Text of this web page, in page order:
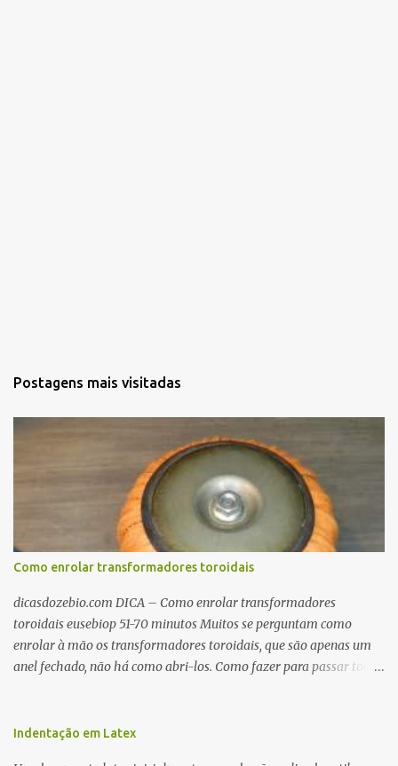
Postagens mais visitadas
Como enrolar transformadores toroidais
dicasdozebio.com DICA – Como enrolar transformadores
toroidais eusebiop 51-70 minutos Muitos se perguntam como
enrolar à mão os transformadores toroidais, que são apenas um
anel fechado, não há como abri-los. Como fazer para passar toda
utilizadas para automatizar a bobinagem de grandes e pequenos
Indentação em Latex